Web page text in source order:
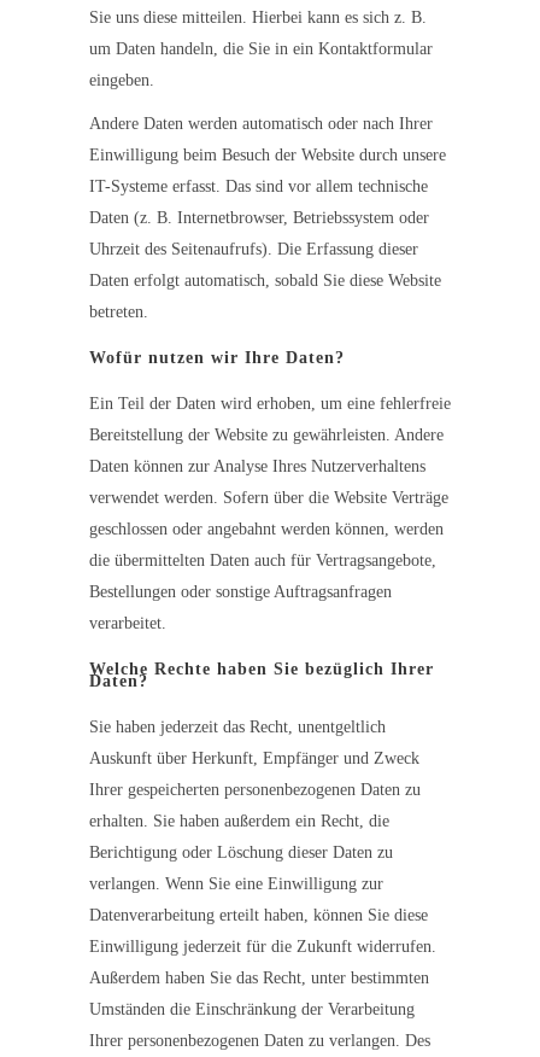
Sie uns diese mitteilen. Hierbei kann es sich z. B.
um Daten handeln, die Sie in ein Kontaktformular
eingeben.
Andere Daten werden automatisch oder nach Ihrer
Einwilligung beim Besuch der Website durch unsere
IT-Systeme erfasst. Das sind vor allem technische
Daten (z. B. Internetbrowser, Betriebssystem oder
Uhrzeit des Seitenaufrufs). Die Erfassung dieser
Daten erfolgt automatisch, sobald Sie diese Website
betreten.
Wofür nutzen wir Ihre Daten?
Ein Teil der Daten wird erhoben, um eine fehlerfreie
Bereitstellung der Website zu gewährleisten. Andere
Daten können zur Analyse Ihres Nutzerverhaltens
verwendet werden. Sofern über die Website Verträge
geschlossen oder angebahnt werden können, werden
die übermittelten Daten auch für Vertragsangebote,
Bestellungen oder sonstige Auftragsanfragen
verarbeitet.
Welche Rechte haben Sie bezüglich Ihrer
Daten?
Sie haben jederzeit das Recht, unentgeltlich
Auskunft über Herkunft, Empfänger und Zweck
Ihrer gespeicherten personenbezogenen Daten zu
erhalten. Sie haben außerdem ein Recht, die
Berichtigung oder Löschung dieser Daten zu
verlangen. Wenn Sie eine Einwilligung zur
Datenverarbeitung erteilt haben, können Sie diese
Einwilligung jederzeit für die Zukunft widerrufen.
Außerdem haben Sie das Recht, unter bestimmten
Umständen die Einschränkung der Verarbeitung
Ihrer personenbezogenen Daten zu verlangen. Des